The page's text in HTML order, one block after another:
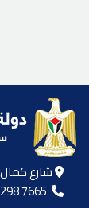
شارع
7665